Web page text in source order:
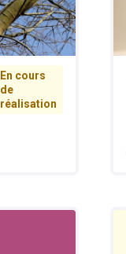
En cours
de
réalisation